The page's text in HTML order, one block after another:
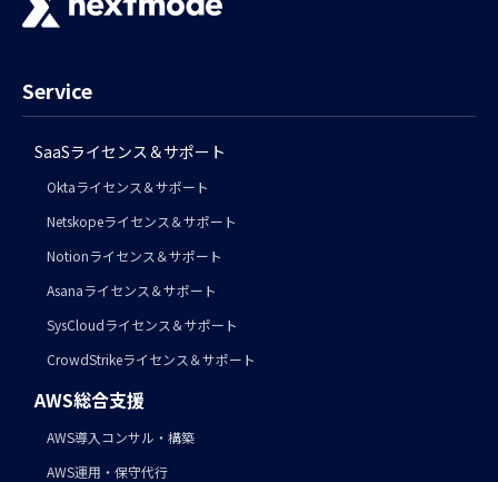
Service
SaaSライセンス＆サポート
Oktaライセンス＆サポート
Netskopeライセンス＆サポート
Notionライセンス＆サポート
Asanaライセンス＆サポート
SysCloudライセンス＆サポート
CrowdStrikeライセンス＆サポート
AWS総合支援
AWS導入コンサル・構築
AWS運用・保守代行